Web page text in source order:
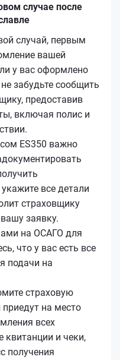
случае после
случай, первым
вашей
у вас оформлено
забудьте сообщить
предоставив
включая полис и
ES350 важно
все детали
страховщику
заявку.
на ОСАГО для
что у вас есть все
подачи на
страховую
на место
всех
квитанции и чеки,
получения